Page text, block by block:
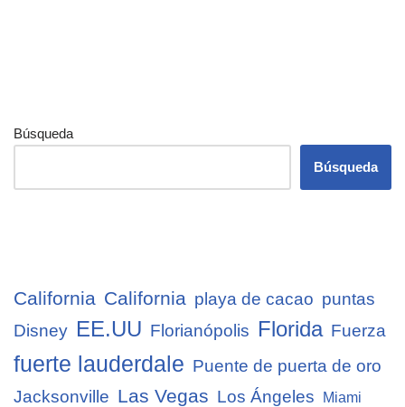
Búsqueda
Búsqueda
California California playa de cacao puntas
Disney EE.UU Florianópolis Florida Fuerza
fuerte lauderdale Puente de puerta de oro
Jacksonville Las Vegas Los Ángeles Miami